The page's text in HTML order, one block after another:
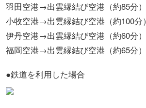
羽田空港→出雲縁結び空港（約85分）
小牧空港→出雲縁結び空港（約100分）
伊丹空港→出雲縁結び空港（約60分）
福岡空港→出雲縁結び空港（約65分）
●鉄道を利用した場合